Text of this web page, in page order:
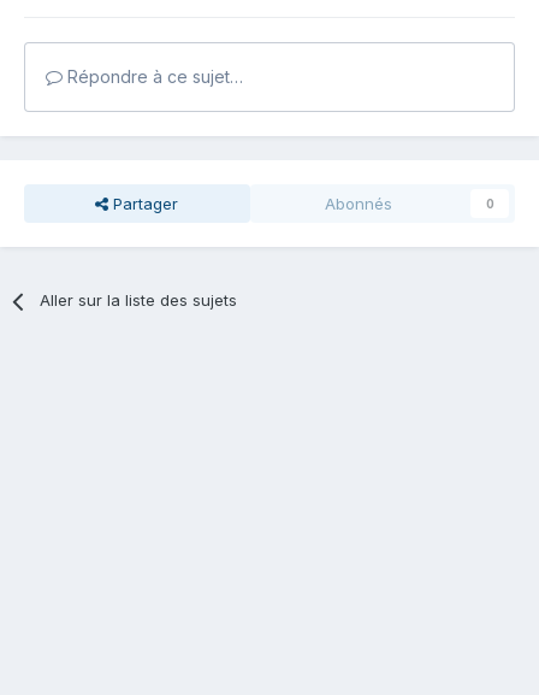
Répondre à ce sujet…
Partager Abonnés 0
Aller sur la liste des sujets